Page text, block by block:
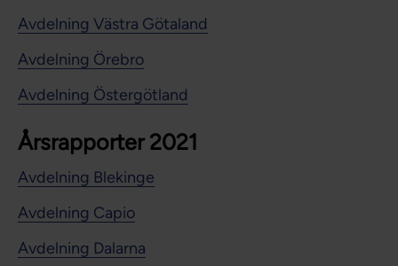
Avdelning Västra Götaland
Avdelning Örebro
Avdelning Östergötland
Årsrapporter 2021
Avdelning Blekinge
Avdelning Capio
Avdelning Dalarna